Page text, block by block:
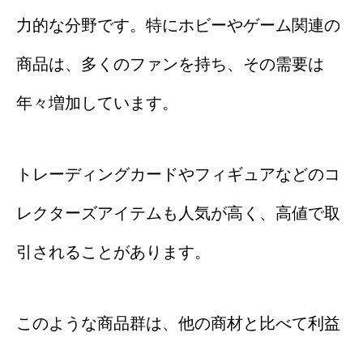
力的な分野です。特にホビーやゲーム関連の
商品は、多くのファンを持ち、その需要は
年々増加しています。
トレーディングカードやフィギュアなどのコ
レクターズアイテムも人気が高く、高値で取
引されることがあります。
このような商品群は、他の商材と比べて利益